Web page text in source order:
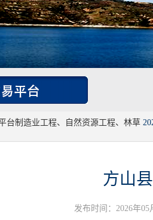
台制造业工程、自然资源工程、林草
方山
发布时间：2026年05